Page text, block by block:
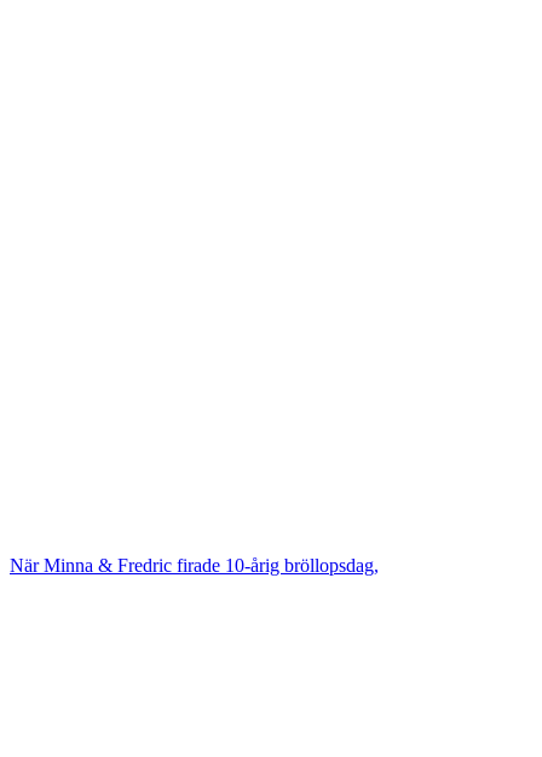
När Minna & Fredric firade 10-årig bröllopsdag,